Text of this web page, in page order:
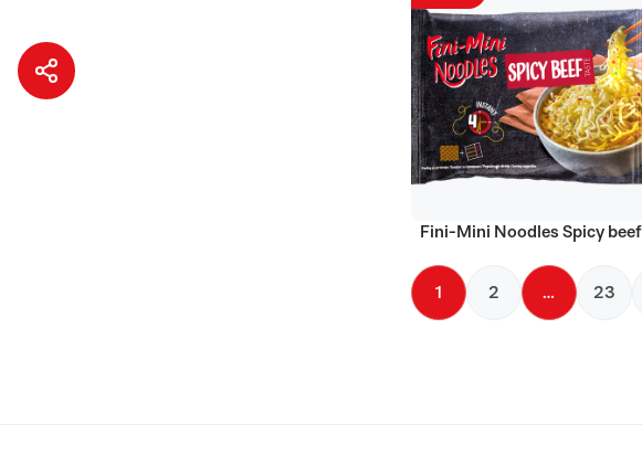
Fini-Mini Noodles Spicy beef
1 2 … 23